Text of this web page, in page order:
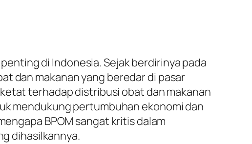
di Indonesia. Sejak berdirinya pada
dan makanan yang beredar di pasar
terhadap distribusi obat dan makanan
mendukung pertumbuhan ekonomi dan
BPOM sangat kritis dalam
dihasilkannya.